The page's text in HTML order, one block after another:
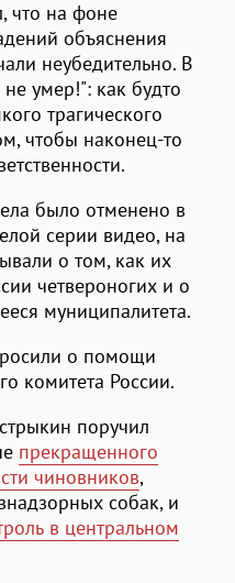
что на фоне
объяснения
неубедительно. В
умер!": как будто
трагического
чтобы наконец-то
было отменено в
серии видео, на
о том, как их
четвероногих и о
муниципалитета.
о помощи
комитета России.
поручил
прекращенного
чиновников,
собак, и
в центральном